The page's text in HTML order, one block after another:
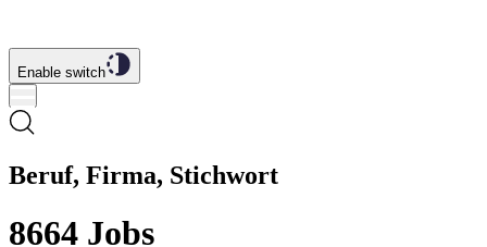
Enable switch
Beruf, Firma, Stichwort
8664 Jobs